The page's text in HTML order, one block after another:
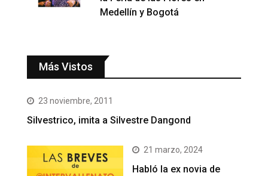
Medellín y Bogotá
Más Vistos
23 noviembre, 2011
Silvestrico, imita a Silvestre Dangond
21 marzo, 2024
Habló la ex novia de